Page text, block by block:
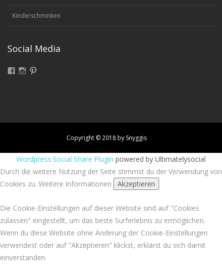
Kinderschminken
Social Media
FacebookInstagram
Copyright © 2018 by Snyggis
Wordpress Social Share Plugin powered by Ultimatelysocial
Durch die weitere Nutzung der Seite stimmst du der Verwendung von
Cookies zu. Weitere Informationen Akzeptieren
Die Cookie-Einstellungen auf dieser Website sind auf "Cookies
zulassen" eingestellt, um das beste Surferlebnis zu ermöglichen.
Wenn du diese Website ohne Änderung der Cookie-Einstellungen
verwendest oder auf "Akzeptieren" klickst, erklärst du sich damit
einverstanden.